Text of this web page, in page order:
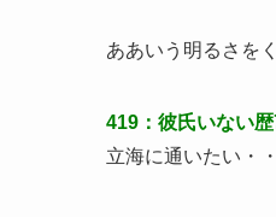
ああいう明るさを
419：彼氏いない
立海に通いたい・